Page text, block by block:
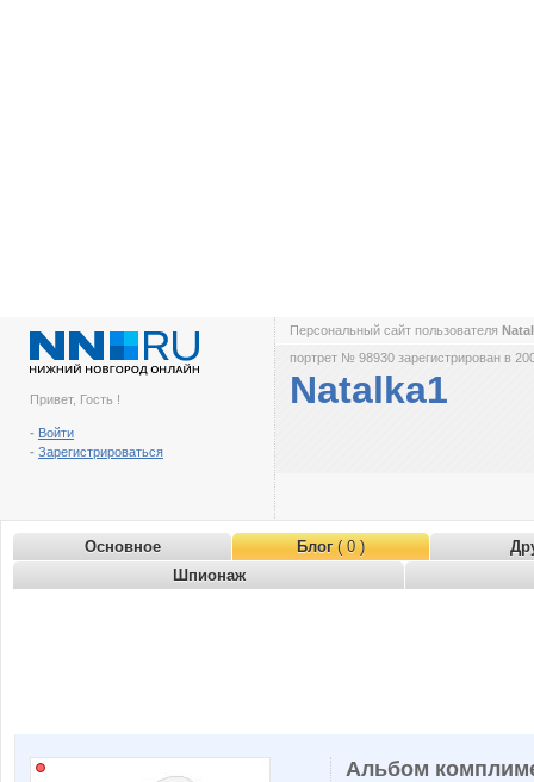
Привет, Гость !
- Войти
- Зарегистрироваться
Персональный сайт пользователя
портрет № 98930 зарегистрирован в
Natalka1
Основное Блог( 0 )
Шпионаж
Альбом